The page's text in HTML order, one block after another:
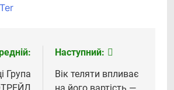
Група
Наступний:
Вік теляти впливає